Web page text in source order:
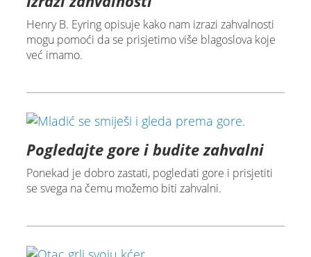
Henry B. Eyring opisuje kako nam izrazi zahvalnosti
mogu pomoći da se prisjetimo više blagoslova koje
već imamo.
Pogledajte gore i budite zahvalni
Ponekad je dobro zastati, pogledati gore i prisjetiti
se svega na čemu možemo biti zahvalni.